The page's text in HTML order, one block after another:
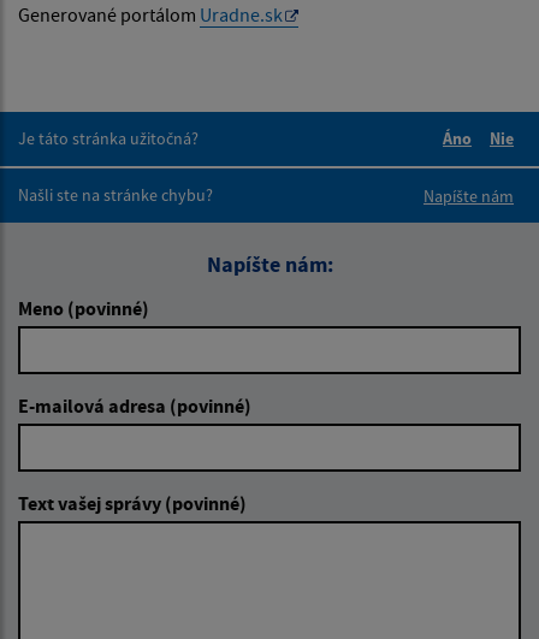
Generované portálom Uradne.sk
Je táto stránka užitočná?
Áno
Nie
Našli ste na stránke chybu?
Napíšte nám
Napíšte nám:
Meno (povinné)
E-mailová adresa (povinné)
Text vašej správy (povinné)